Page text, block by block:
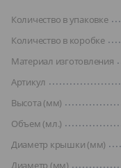
Количество в упаковке
Количество в коробке
Материал изготовления
Артикул
Высота (мм)
Объем (мл.)
Диаметр крышки (мм)
Диаметр (мм)